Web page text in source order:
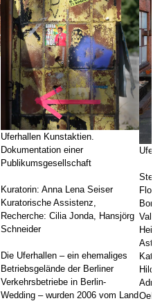
Uferhallen Kunstaktien.
Dokumentation einer
Publikumsgesellschaft
Kuratorin: Anna Lena Seiser
Kuratorische Assistenz,
Recherche: Cilia Jonda, Hansjörg
Schneider
Die Uferhallen – ein ehemaliges
Betriebsgelände der Berliner
Verkehrsbetriebe in Berlin-
Wedding – wurden 2006 vom Land
Asta